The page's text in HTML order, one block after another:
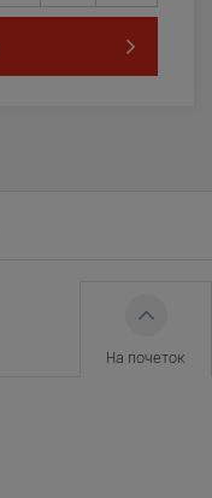
На почеток